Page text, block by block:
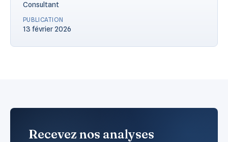
Consultant
PUBLICATION
13 février 2026
Recevez nos analyses